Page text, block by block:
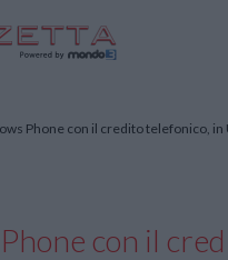
Phone con il credito telefonico, in
con il